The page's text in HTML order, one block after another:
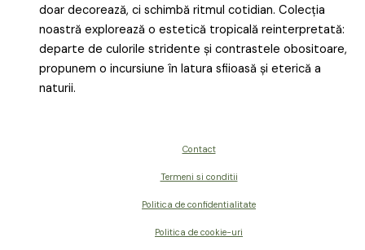
doar decorează, ci schimbă ritmul cotidian. Colecția
noastră explorează o estetică tropicală reinterpretată:
departe de culorile stridente și contrastele obositoare,
propunem o incursiune în latura sfiioasă și eterică a
naturii.
Contact
Termeni si conditii
Politica de confidentialitate
Politica de cookie-uri